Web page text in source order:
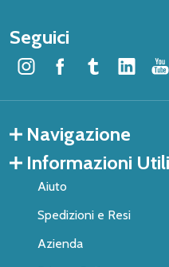
Seguici
Navigazione
Informazioni Utili
Aiuto
Spedizioni e Resi
Azienda